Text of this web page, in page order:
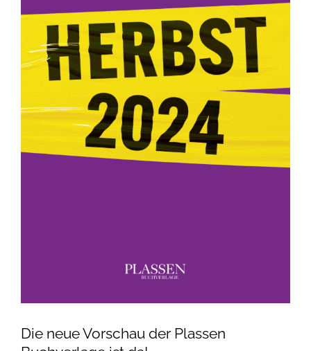
Die neue Vorschau der Plassen